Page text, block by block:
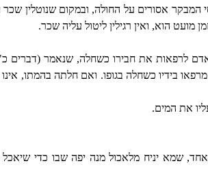
המבקר אסורים על החולה, ובמקום שנוטלין
מועט הוא, ואין רגילין ליטול עליה שכר.
לרפאות את חבירו כשחלה, שנאמר (דברים
בידיו כשחלה בגופו. ואם חלתה בהמתו,
את המים.
שמא יניח מלאכול מנה יפה שבו כדי